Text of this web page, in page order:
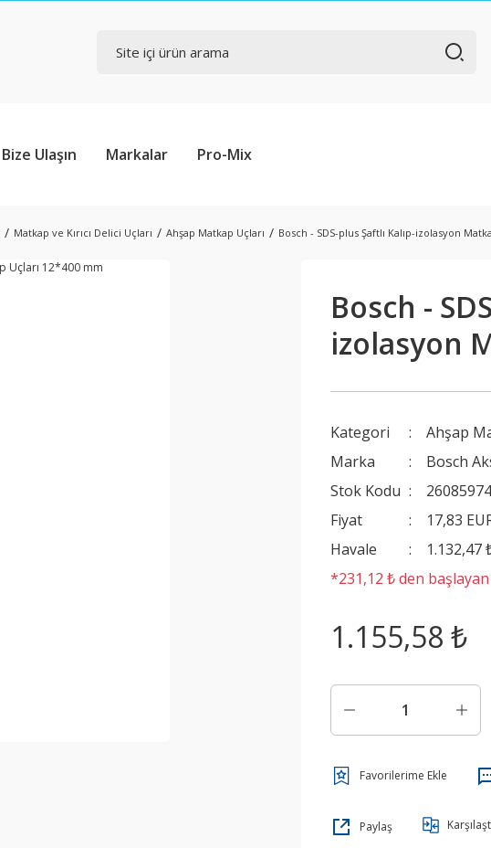
Bize Ulaşın Markalar Pro-Mix
Matkap ve Kırıcı Delici Uçları Ahşap Matkap Uçları Bosch - SDS-plus Şaftlı Kalıp-izolasyon
Bosch -
izolasyon
Kategori
Ahşap
Marka
Bosch
Stok Kodu
Fiyat
17,83
Havale
1.132,47
*231,12 ₺ den
1.155,58 ₺
Paylaş